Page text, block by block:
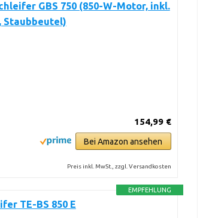
GBS 750 (850-W-Motor, inkl.
Staubbeutel)
154,99 €
Bei Amazon ansehen
Preis inkl. MwSt., zzgl. Versandkosten
EMPFEHLUNG
TE-BS 850 E